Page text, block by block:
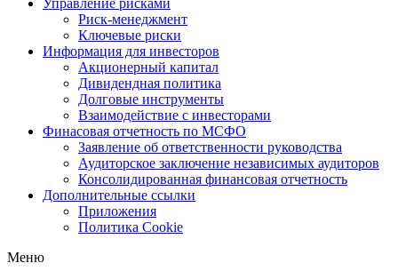
Управление рисками
Риск-менеджмент
Ключевые риски
Информация для инвесторов
Акционерный капитал
Дивидендная политика
Долговые инструменты
Взаимодействие с инвеcторами
Финасовая отчетность по МСФО
Заявление об ответственности руководства
Аудиторское заключение независимых аудиторов
Консолидированная финансовая отчетность
Дополнительные ссылки
Приложения
Политика Cookie
Меню